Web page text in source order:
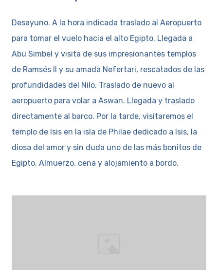
Desayuno. A la hora indicada traslado al Aeropuerto
para tomar el vuelo hacia el alto Egipto. Llegada a
Abu Simbel y visita de sus impresionantes templos
de Ramsés II y su amada Nefertari, rescatados de las
profundidades del Nilo. Traslado de nuevo al
aeropuerto para volar a Aswan. Llegada y traslado
directamente al barco. Por la tarde, visitaremos el
templo de Isis en la isla de Philae dedicado a Isis, la
diosa del amor y sin duda uno de las más bonitos de
Egipto. Almuerzo, cena y alojamiento a bordo.